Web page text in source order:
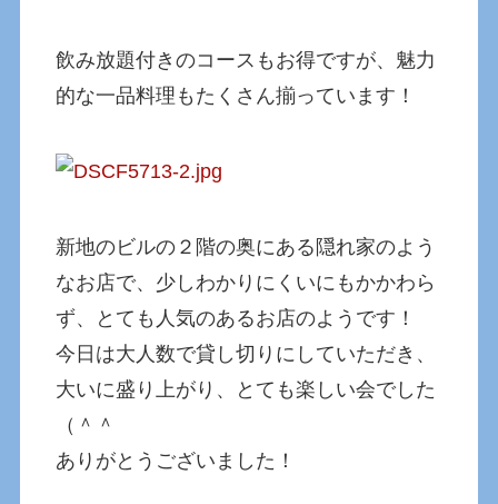
飲み放題付きのコースもお得ですが、魅力
的な一品料理もたくさん揃っています！
新地のビルの２階の奥にある隠れ家のよう
なお店で、少しわかりにくいにもかかわら
ず、とても人気のあるお店のようです！
今日は大人数で貸し切りにしていただき、
大いに盛り上がり、とても楽しい会でした
（＾＾
ありがとうございました！